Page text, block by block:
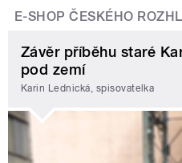
E-SHOP ČESKÉHO
Závěr příběhu staré
pod zemí
Karin Lednická, spisovatelka